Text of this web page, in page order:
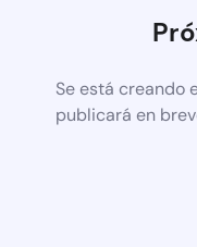
Se está creando
publicará en